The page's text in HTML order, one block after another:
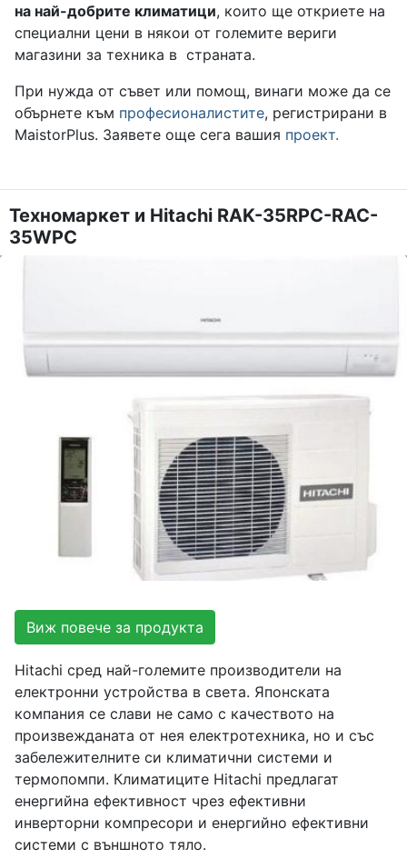
на най-добрите климатици, които ще откриете на
специални цени в някои от големите вериги
магазини за техника в страната.
При нужда от съвет или помощ, винаги може да се
обърнете към професионалистите, регистрирани в
MaistorPlus. Заявете още сега вашия проект.
Техномаркет и Hitachi RAK-35RPC-RAC-
35WPC
Виж повече за продукта
Hitachi сред най-големите производители на
електронни устройства в света. Японската
компания се слави не само с качеството на
произвежданата от нея електротехника, но и със
забележителните си климатични системи и
термопомпи. Климатиците Hitachi предлагат
енергийна ефективност чрез ефективни
инверторни компресори и енергийно ефективни
системи с външното тяло.